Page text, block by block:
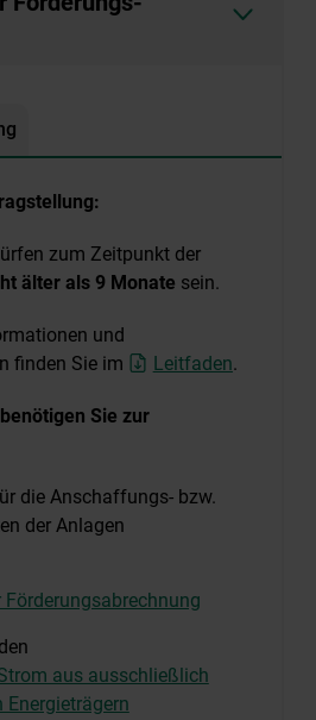
zum Zeitpunkt der
älter als 9 Monate sein.
und
finden Sie im
Leitfaden.
Sie zur
die Anschaffungs- bzw.
der Anlagen
Förderungsabrechnung
aus ausschließlich
Energieträgern